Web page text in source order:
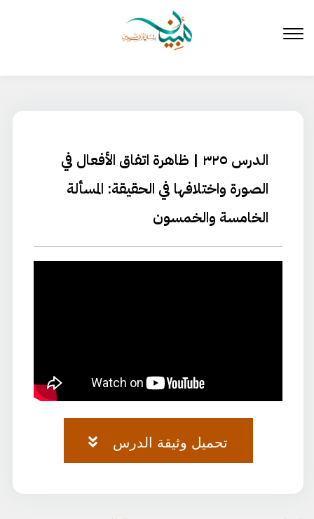
المحتوى
الدرس ٣٢٥ | ظاهرة اتفاق الأفعال في
الصورة واختلافها في الحقيقة: المسألة
الخامسة والخمسون
تحميل وثيقة الدرس